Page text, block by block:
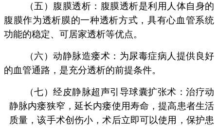
（五）腹膜透析：腹膜透析是利用人体自身的
腹膜作为透析膜的一种透析方式，具有心血管系统
功能的稳定、可居家透析等优点。
（六）动静脉造瘘术：为尿毒症病人提供良好
的血管通路，是充分透析的前提条件。
（七）经皮静脉超声引导球囊扩张术：治疗动
静脉内瘘狭窄，延长内瘘使用寿命，提高患者生活
质量，该手术创伤小，术后立即可以使用，保护患